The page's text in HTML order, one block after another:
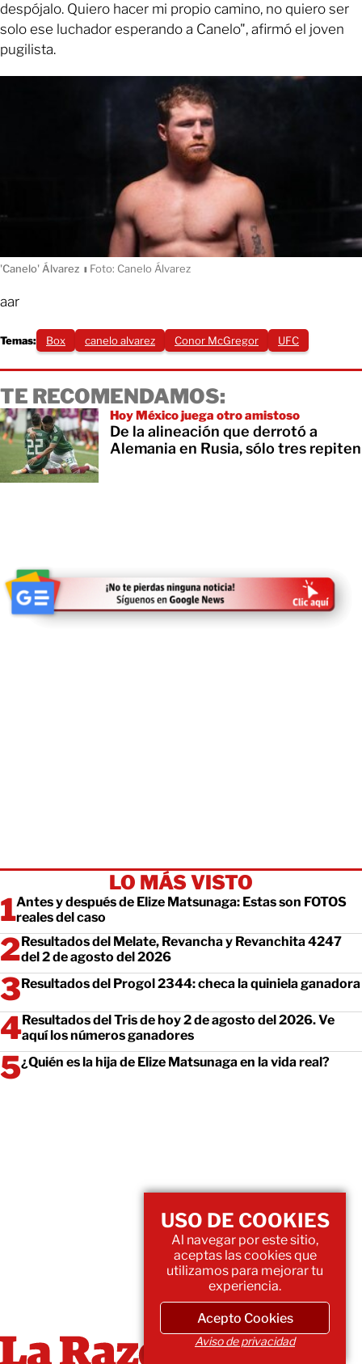
despójalo. Quiero hacer mi propio camino, no quiero ser
solo ese luchador esperando a Canelo", afirmó el joven
pugilista.
'Canelo' Álvarez ı Foto: Canelo Álvarez
aar
Temas: Box canelo alvarez Conor McGregor UFC
TE RECOMENDAMOS:
Hoy México juega otro amistoso
De la alineación que derrotó a
Alemania en Rusia, sólo tres repiten
LO MÁS VISTO
Antes y después de Elize Matsunaga: Estas son FOTOS
reales del caso
Resultados del Melate, Revancha y Revanchita 4247
del 2 de agosto del 2026
Resultados del Progol 2344: checa la quiniela ganadora
Resultados del Tris de hoy 2 de agosto del 2026. Ve
aquí los números ganadores
¿Quién es la hija de Elize Matsunaga en la vida real?
USO DE COOKIES
Al navegar por este sitio,
aceptas las cookies que
utilizamos para mejorar tu
experiencia.
Acepto Cookies
Aviso de privacidad